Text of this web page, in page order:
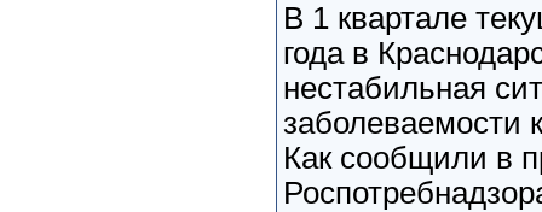
В 1 квартале
года в
нестабильная
Как сообщили в